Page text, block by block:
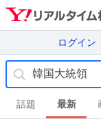
ログイン
話題 最新